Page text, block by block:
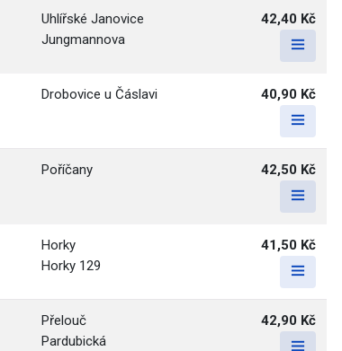
Uhlířské Janovice
Jungmannova
42,40 Kč
Drobovice u Čáslavi 40,90 Kč
Poříčany 42,50 Kč
Horky
Horky 129
41,50 Kč
Přelouč
Pardubická
42,90 Kč